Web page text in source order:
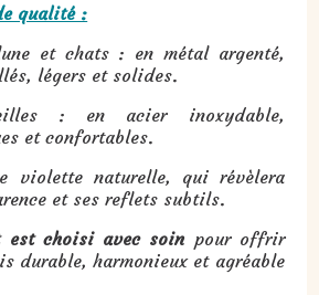
qualité :
et chats : en métal argenté,
légers et solides.
: en acier inoxydable,
et confortables.
violette naturelle, qui révèlera
et ses reflets subtils.
est choisi avec soin pour offrir
durable, harmonieux et agréable